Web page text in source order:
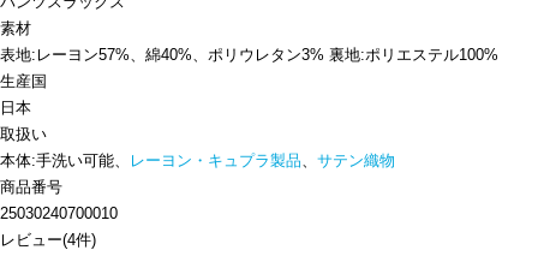
素材
表地:レーヨン57%、綿40%、ポリウレタン3% 裏地:ポリエステル100%
生産国
日本
取扱い
本体:手洗い可能、
レーヨン・キュプラ製品、 サテン織物
商品番号
25030240700010
レビュー(4件)